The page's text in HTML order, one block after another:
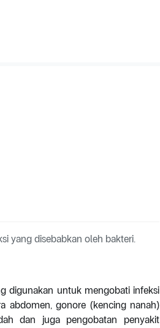
yang disebabkan oleh bakteri.
digunakan untuk mengobati infeksi
abdomen, gonore (kencing nanah)
dan juga pengobatan penyakit